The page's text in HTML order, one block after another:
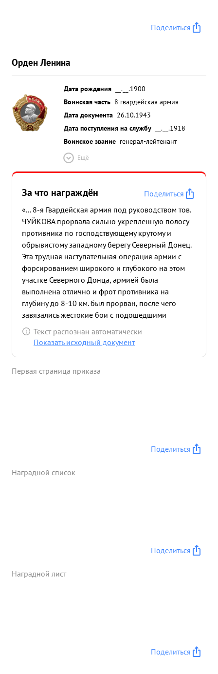
Поделиться
Орден Ленина
Дата рождения
__.__.1900
Воинская часть 8 гвардейская армия
Дата документа 26.10.1943
Дата поступления на службу
__.__.1918
Воинское звание генерал-лейтенант
Ещё
За что награждён
Поделиться
«... 8-я Гвардейская армия под руководством тов.
ЧУЙКОВА прорвала сильно укрепленную полосу
противника по господствующему крутому и
обрывистому западному берегу Северный Донец.
Эта трудная наступательная операция армии с
форсированием широкого и глубокого на этом
участке Северного Донца, армией была
выполнена отлично и фрот противника на
глубину до 8-10 км. был прорван, после чего
завязались жестокие бои с подошедшими
оперативными резервами противника. (16-я
мото-дивизия, 17-я танковая, 23-я танковая, СС
завершила свое наступление взятием города и
орденом КУТУЗОВА ПЕРВОЙ СТЕПЕНИ. ...»
Текст распознан автоматически
Показать исходный документ
Первая страница приказа
Поделиться
Наградной список
Поделиться
Наградной лист
Поделиться